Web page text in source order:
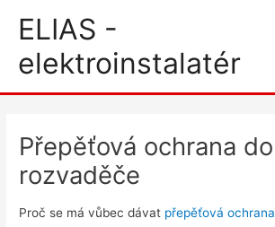
obsah
ELIAS -
elektroinstalatér
Přepěťová ochrana do
rozvaděče
Proč se má vůbec dávat přepěťová ochrana